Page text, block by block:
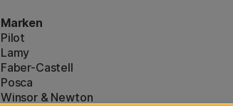
Marken
Pilot
Lamy
Faber-Castell
Posca
Winsor & Newton